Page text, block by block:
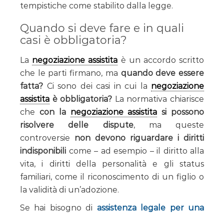
tempistiche come stabilito dalla legge.
Quando si deve fare e in quali
casi è obbligatoria?
La negoziazione assistita è un accordo scritto
che le parti firmano, ma quando deve essere
fatta? Ci sono dei casi in cui la negoziazione
assistita è obbligatoria? La normativa chiarisce
che con la negoziazione assistita si possono
risolvere delle dispute, ma queste
controversie non devono riguardare i diritti
indisponibili come – ad esempio – il diritto alla
vita, i diritti della personalità e gli status
familiari, come il riconoscimento di un figlio o
la validità di un’adozione.
Se hai bisogno di assistenza legale per una